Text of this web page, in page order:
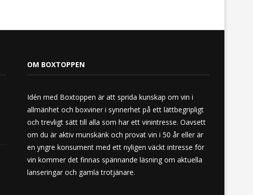
OM BOXTOPPEN
Idén med Boxtoppen är att sprida kunskap om vin i
allmänhet och boxviner i synnerhet på ett lättbegripligt
och trevligt sätt till alla som har ett vinintresse. Oavsett
om du är aktiv munskänk och provat vin i 50 år eller är
en yngre konsument med ett nyligen väckt intresse för
vin kommer det finnas spännande läsning om aktuella
lanseringar och gamla trotjänare.